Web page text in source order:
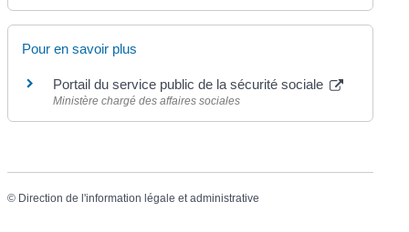
Pour en savoir plus
Portail du service public de la sécurité sociale
Ministère chargé des affaires sociales
© Direction de l'information légale et administrative